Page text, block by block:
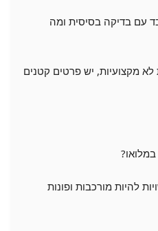
עם בדיקה בסיסית ומה
לא מקצועיות, יש פרטים קטנים
להיות מורכבות ופונות